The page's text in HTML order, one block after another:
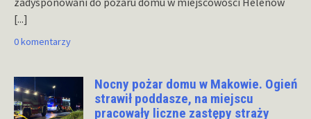
[...]
0 komentarzy
Nocny pożar domu w Makowie. Ogień
strawił poddasze, na miejscu
pracowały liczne zastępy straży